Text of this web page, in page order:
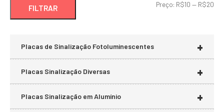
FILTRAR Preço: R$10 — R$20
+
Placas de Sinalização Fotoluminescentes
+
Placas Sinalização Diversas
+
Placas Sinalização em Alumínio